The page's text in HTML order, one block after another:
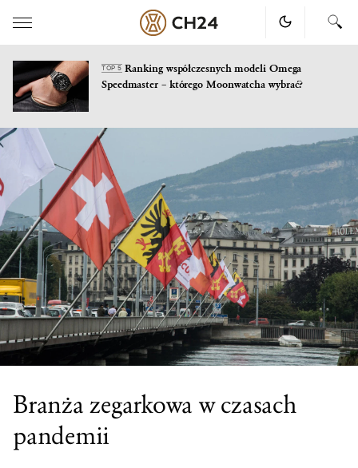
Skip
content
TOP 5Ranking współczesnych modeli Omega
Speedmaster – którego Moonwatcha wybrać?
Branża zegarkowa w czasach
pandemii